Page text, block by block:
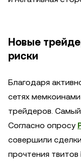
Новые
риски
Благодаря
сетях
трейдеров.
Согласно опросу
совершили
прочтения